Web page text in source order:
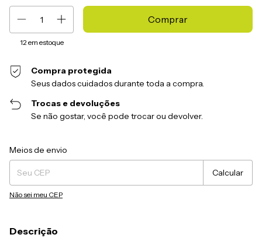
12em estoque
Compra protegida
Seus dados cuidados durante toda a compra.
Trocas e devoluções
Se não gostar, você pode trocar ou devolver.
Entregas para o CEP:
Meios de envio
Calcular
Não sei meu CEP
Descrição